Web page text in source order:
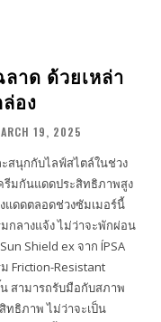
าด ด้วยเหล่า
อง
19, 2025
สนุกกับไลฟ์สไตล์ในช่วง
รีมกันแดดประสิทธิภาพสูง
แดดตลอดช่วงซัมเมอร์นี้
Shield ex จาก ÍPSA
Friction-Resistant
สามารถรับมือกับสภาพ
ทธิภาพ ไม่ว่าจะเป็น